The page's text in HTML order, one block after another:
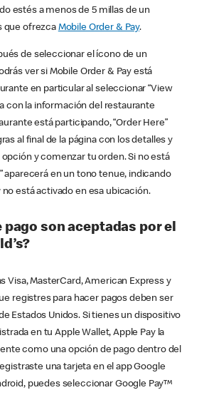
estés a menos de 5 millas de un
que ofrezca Mobile Order & Pay.
de seleccionar el ícono de un
ver si Mobile Order & Pay está
en particular al seleccionar “View
con la información del restaurante
está participando, “Order Here”
al final de la página con los detalles y
y comenzar tu orden. Si no está
aparecerá en un tono tenue, indicando
no está activado en esa ubicación.
pago son aceptadas por el
Visa, MasterCard, American Express y
registres para hacer pagos deben ser
Estados Unidos. Si tienes un dispositivo
en tu Apple Wallet, Apple Pay la
como una opción de pago dentro del
una tarjeta en el app Google
puedes seleccionar Google Pay™